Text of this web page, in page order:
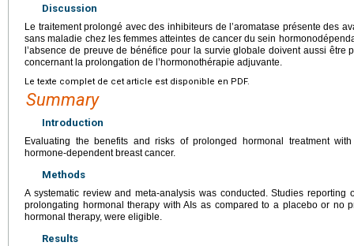
Discussion
Le traitement prolongé avec des inhibiteurs de l’aromatase présente des
sans maladie chez les femmes atteintes de cancer du sein
l’absence de preuve de bénéfice pour la survie globale doivent aussi être
concernant la prolongation de l’hormonothérapie adjuvante.
Le texte complet de cet article est disponible en PDF.
Summary
Introduction
Evaluating the benefits and risks of prolonged hormonal treatment
hormone-dependent breast cancer.
Methods
A systematic review and meta-analysis was conducted. Studies
prolongating hormonal therapy with AIs as compared to a placebo or no
hormonal therapy, were eligible.
Results